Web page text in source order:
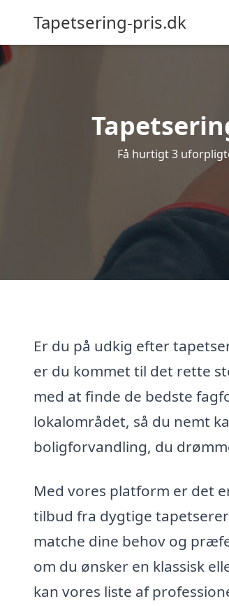
Tapetsering-pris.dk
Få hurtigt 3
Er du på udkig efter
er du kommet til det rette
med at finde de bedste
lokalområdet, så du nemt
boligforvandling, du
Med vores platform er det
tilbud fra dygtige
matche dine behov og
om du ønsker en klassisk
kan vores liste af